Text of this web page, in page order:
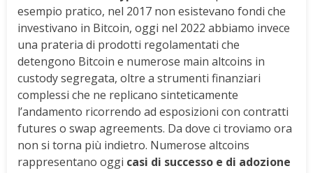
esempio pratico, nel 2017 non esistevano fondi che
investivano in Bitcoin, oggi nel 2022 abbiamo invece
una prateria di prodotti regolamentati che
detengono Bitcoin e numerose main altcoins in
custody segregata, oltre a strumenti finanziari
complessi che ne replicano sinteticamente
l’andamento ricorrendo ad esposizioni con contratti
futures o swap agreements. Da dove ci troviamo ora
non si torna più indietro. Numerose altcoins
rappresentano oggi casi di successo e di adozione